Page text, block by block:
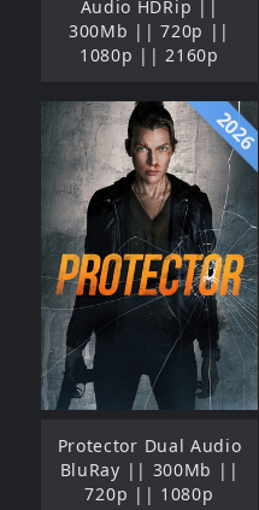
Audio HDRip ||
300Mb || 720p ||
1080p || 2160p
2026
Protector Dual Audio
BluRay || 300Mb ||
720p || 1080p